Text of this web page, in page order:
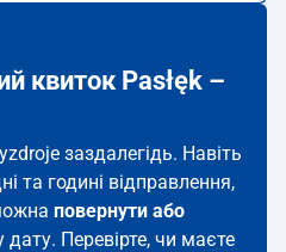
квиток Pasłęk –
заздалегідь. Навіть
та годині відправлення,
повернути або
дату. Перевірте, чи маєте